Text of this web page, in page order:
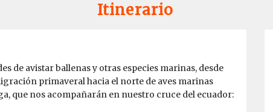
Itinerario
de avistar ballenas y otras especies marinas, desde
primaveral hacia el norte de aves marinas
que nos acompañarán en nuestro cruce del ecuador: